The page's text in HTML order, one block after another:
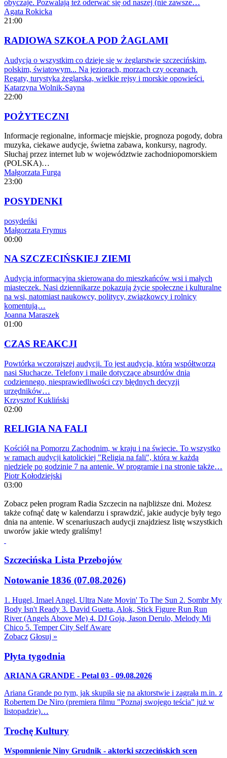
obyczaje. Pozwalają też oderwać się od naszej (nie zawsze…
Agata Rokicka
21:00
RADIOWA SZKOŁA POD ŻAGLAMI
Audycja o wszystkim co dzieje się w żeglarstwie szczecińskim,
polskim, światowym... Na jeziorach, morzach czy oceanach.
Regaty, turystyka żeglarska, wielkie rejsy i morskie opowieści.
Katarzyna Wolnik-Sayna
22:00
POŻYTECZNI
Informacje regionalne, informacje miejskie, prognoza pogody, dobra
muzyka, ciekawe audycje, świetna zabawa, konkursy, nagrody.
Słuchaj przez internet lub w województwie zachodniopomorskiem
(POLSKA)…
Małgorzata Furga
23:00
POSYDENKI
posydeńki
Małgorzata Frymus
00:00
NA SZCZECIŃSKIEJ ZIEMI
Audycja informacyjna skierowana do mieszkańców wsi i małych
miasteczek. Nasi dziennikarze pokazują życie społeczne i kulturalne
na wsi, natomiast naukowcy, politycy, związkowcy i rolnicy
komentują…
Joanna Maraszek
01:00
CZAS REAKCJI
Powtórka wczorajszej audycji. To jest audycja, którą współtworzą
nasi Słuchacze. Telefony i maile dotyczące absurdów dnia
codziennego, niesprawiedliwości czy błędnych decyzji
urzędników…
Krzysztof Kukliński
02:00
RELIGIA NA FALI
Kościół na Pomorzu Zachodnim, w kraju i na świecie. To wszystko
w ramach audycji katolickiej "Religia na fali", która w każdą
niedzielę po godzinie 7 na antenie. W programie i na stronie także…
Piotr Kołodziejski
03:00
Zobacz pełen program Radia Szczecin na najbliższe dni. Możesz
także cofnąć datę w kalendarzu i sprawdzić, jakie audycje były tego
dnia na antenie. W scenariuszach audycji znajdziesz listę wszystkich
uworów jakie wtedy graliśmy!
Szczecińska Lista Przebojów
Notowanie 1836 (07.08.2026)
1. Hugel, Imael Angel, Ultra Nate Movin' To The Sun 2. Sombr My
Body Isn't Ready 3. David Guetta, Alok, Stick Figure Run Run
River (Angels Above Me) 4. DJ Goja, Jason Derulo, Melody Mi
Chico 5. Temper City Self Aware
Zobacz Głosuj »
Płyta tygodnia
ARIANA GRANDE - Petal 03 - 09.08.2026
Ariana Grande po tym, jak skupiła się na aktorstwie i zagrała m.in. z
Robertem De Niro (premiera filmu "Poznaj swojego teścia" już w
listopadzie)…
Trochę Kultury
Wspomnienie Niny Grudnik - aktorki szczecińskich scen